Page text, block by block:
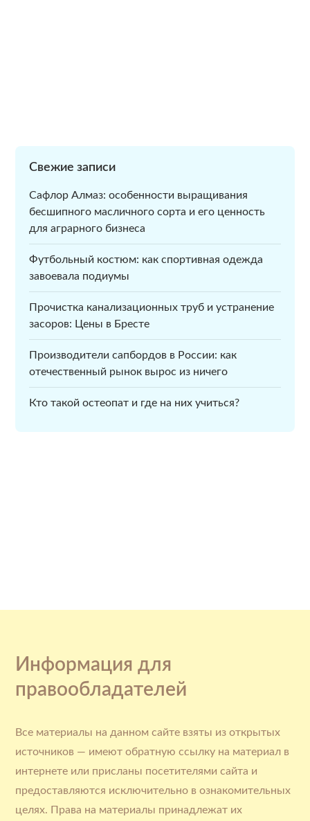
Свежие записи
Сафлор Алмаз: особенности выращивания
бесшипного масличного сорта и его ценность
для аграрного бизнеса
Футбольный костюм: как спортивная одежда
завоевала подиумы
Прочистка канализационных труб и устранение
засоров: Цены в Бресте
Производители сапбордов в России: как
отечественный рынок вырос из ничего
Кто такой остеопат и где на них учиться?
Информация для
правообладателей
Все материалы на данном сайте взяты из открытых
источников — имеют обратную ссылку на материал в
интернете или присланы посетителями сайта и
предоставляются исключительно в ознакомительных
целях. Права на материалы принадлежат их